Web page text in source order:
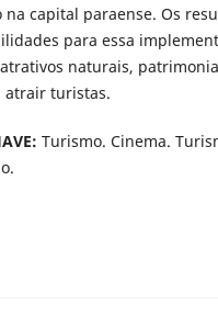
capital paraense. Os
para essa
naturais,
atrair turistas.
Turismo. Cinema.